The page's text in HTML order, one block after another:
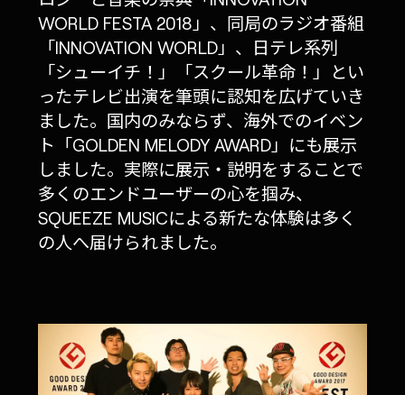
WORLD FESTA 2018」、同局のラジオ番組
「INNOVATION WORLD」、日テレ系列
「シューイチ！」「スクール革命！」とい
ったテレビ出演を筆頭に認知を広げていき
ました。国内のみならず、海外でのイベン
ト「GOLDEN MELODY AWARD」にも展示
しました。実際に展示・説明をすることで
多くのエンドユーザーの心を掴み、
SQUEEZE MUSICによる新たな体験は多く
の人へ届けられました。